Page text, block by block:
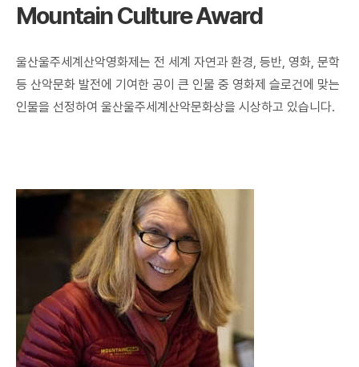
Mountain Culture Award
울산울주세계산악영화제는 전 세계 자연과 환경, 등반, 영화, 문학
등 산악문화 발전에 기여한 공이 큰 인물 중 영화제 슬로건에 맞는
인물을 선정하여 울산울주세계산악문화상을 시상하고 있습니다.